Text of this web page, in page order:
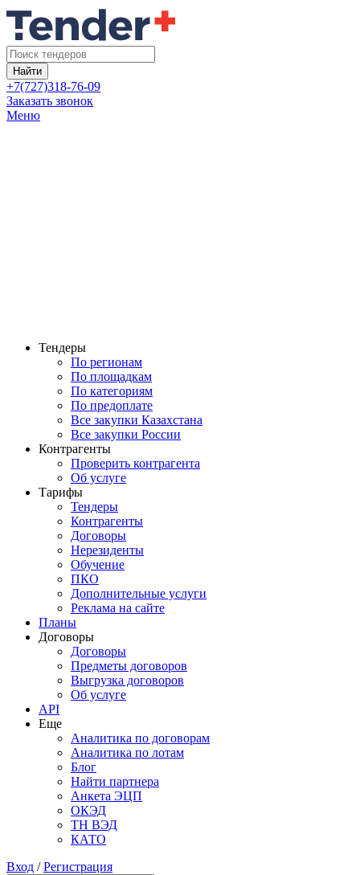
Найти
+7(727)318-76-09
Заказать звонок
Меню
Тендеры
По регионам
По площадкам
По категориям
По предоплате
Все закупки Казахстана
Все закупки России
Контрагенты
Проверить контрагента
Об услуге
Тарифы
Тендеры
Контрагенты
Договоры
Нерезиденты
Обучение
ПКО
Дополнительные услуги
Реклама на сайте
Планы
Договоры
Договоры
Предметы договоров
Выгрузка договоров
Об услуге
API
Еще
Аналитика по договорам
Аналитика по лотам
Блог
Найти партнера
Анкета ЭЦП
ОКЭД
ТН ВЭД
КАТО
Вход /Регистрация